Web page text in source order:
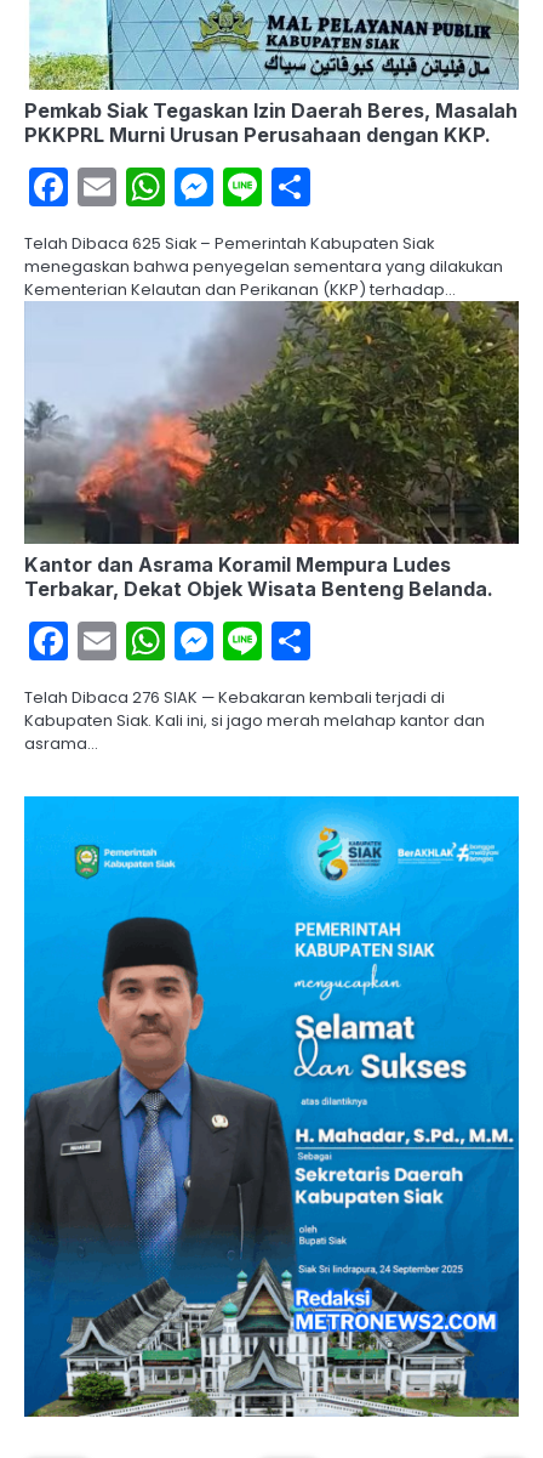
Pemkab Siak Tegaskan Izin Daerah Beres, Masalah
PKKPRL Murni Urusan Perusahaan dengan KKP.
Facebook
EmailWhatsApp
Messenger
Line
Telah Dibaca 625 Siak – Pemerintah Kabupaten Siak
menegaskan bahwa penyegelan sementara yang dilakukan
Kementerian Kelautan dan Perikanan (KKP) terhadap…
Kantor dan Asrama Koramil Mempura Ludes
Terbakar, Dekat Objek Wisata Benteng Belanda.
Facebook
EmailWhatsApp
Messenger
Line
Telah Dibaca 276 SIAK — Kebakaran kembali terjadi di
Kabupaten Siak. Kali ini, si jago merah melahap kantor dan
asrama…